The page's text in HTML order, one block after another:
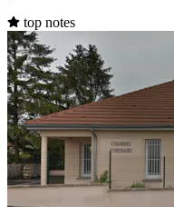
top notes